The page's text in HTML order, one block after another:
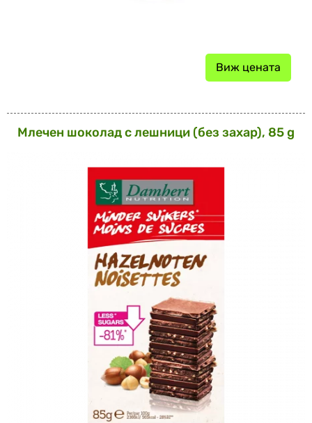
Виж цената
Млечен шоколад с лешници (без захар), 85 g